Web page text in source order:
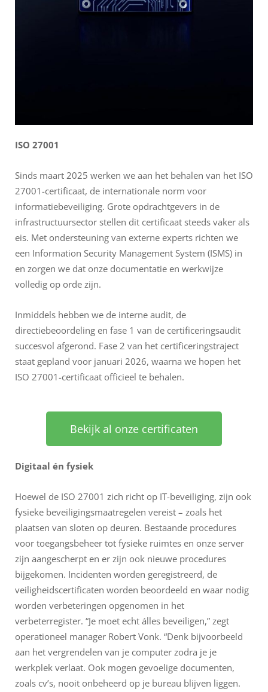
ISO 27001
Sinds maart 2025 werken we aan het behalen van het ISO
27001-certificaat, de internationale norm voor
informatiebeveiliging. Grote opdrachtgevers in de
infrastructuursector stellen dit certificaat steeds vaker als
eis. Met ondersteuning van externe experts richten we
een Information Security Management System (ISMS) in
en zorgen we dat onze documentatie en werkwijze
volledig op orde zijn.
Inmiddels hebben we de interne audit, de
directiebeoordeling en fase 1 van de certificeringsaudit
succesvol afgerond. Fase 2 van het certificeringstraject
staat gepland voor januari 2026, waarna we hopen het
ISO 27001-certificaat officieel te behalen.
Bekijk al onze certificaten
Digitaal én fysiek
Hoewel de ISO 27001 zich richt op IT-beveiliging, zijn ook
fysieke beveiligingsmaatregelen vereist – zoals het
plaatsen van sloten op deuren. Bestaande procedures
voor toegangsbeheer tot fysieke ruimtes en onze server
zijn aangescherpt en er zijn ook nieuwe procedures
bijgekomen. Incidenten worden geregistreerd, de
veiligheidscertificaten worden beoordeeld en waar nodig
worden verbeteringen opgenomen in het
verbeterregister. “Je moet echt álles beveiligen,” zegt
operationeel manager Robert Vonk. “Denk bijvoorbeeld
aan het vergrendelen van je computer zodra je je
werkplek verlaat. Ook mogen gevoelige documenten,
zoals cv’s, nooit onbeheerd op je bureau blijven liggen.